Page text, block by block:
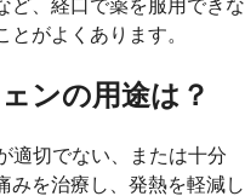
ど、経口で薬を服用できな
がよくあります。
ンの用途は？
適切でない、または十分
みを治療し、発熱を軽減し